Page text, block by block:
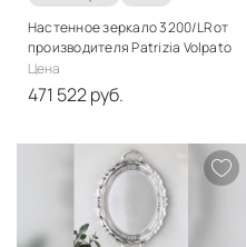
Настенное зеркало 3200/LR от
производителя Patrizia Volpato
Цена
471 522 руб.
Стекло, металл
Подробнее
В корзину